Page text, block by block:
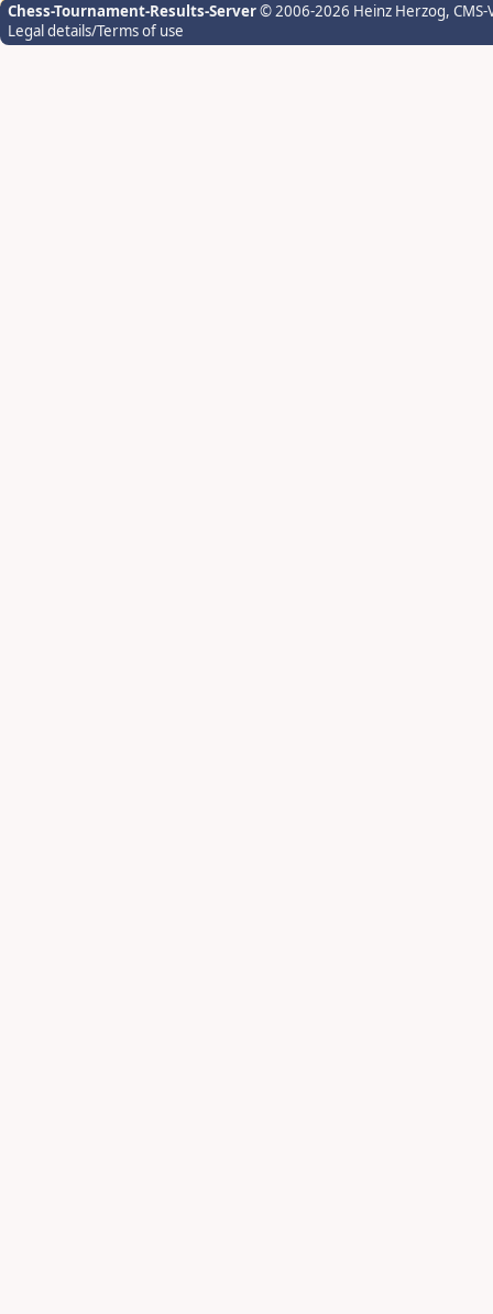
Chess-Tournament-Results-Server© 2006-2026 Heinz Herzog,
Legal details/Terms of use